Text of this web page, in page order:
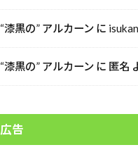
“漆黒の” アルカーン に
“漆黒の” アルカーン に 匿名
広告